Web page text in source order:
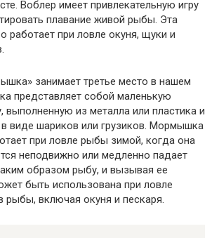
Воблер имеет привлекательную игру
плавание живой рыбы. Эта
работает при ловле окуня, щуки и
занимает третье место в нашем
представляет собой маленькую
выполненную из металла или пластика и
виде шариков или грузиков. Мормышка
при ловле рыбы зимой, когда она
неподвижно или медленно падает
образом рыбу, и вызывая ее
быть использована при ловле
рыбы, включая окуня и пескаря.